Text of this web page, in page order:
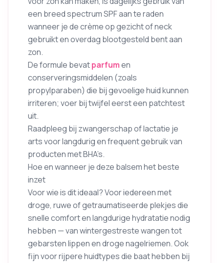
een breed spectrum SPF aan te raden
wanneer je de crème op gezicht of neck
gebruikt en overdag blootgesteld bent aan
zon.
De formule bevatparfumen
conserveringsmiddelen (zoals
propylparaben) die bij gevoelige huid kunnen
irriteren; voer bij twijfel eerst een patchtest
uit.
Raadpleeg bij zwangerschap of lactatie je
arts voor langdurig en frequent gebruik van
producten met BHA’s.
Hoe en wanneer je deze balsem het beste
inzet
Voor wie is dit ideaal? Voor iedereen met
droge, ruwe of getraumatiseerde plekjes die
snelle comfort en langdurige hydratatie nodig
hebben — van wintergestreste wangen tot
gebarsten lippen en droge nagelriemen. Ook
fijn voor rijpere huidtypes die baat hebben bij